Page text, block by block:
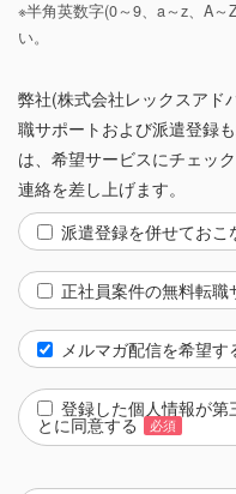
※半角英数字(0～9、a～z、A
い。
弊社(株式会社レックスアド
職サポートおよび派遣登録
は、希望サービスにチェッ
連絡を差し上げます。
派遣登録を併せておこ
正社員案件の無料転職
メルマガ配信を希望す
登録した個人情報が第
とに同意する 必須